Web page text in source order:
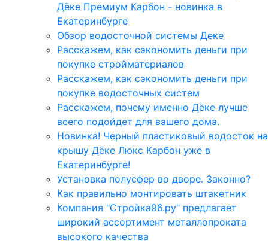
Дёке Премиум Карбон - новинка в
Екатеринбурге
Обзор водосточной системы Деке
Расскажем, как сэкономить деньги при
покупке стройматериалов
Расскажем, как сэкономить деньги при
покупке водосточных систем
Расскажем, почему именно Дёке лучше
всего подойдет для вашего дома.
Новинка! Черный пластиковый водосток на
крышу Дёке Люкс Карбон уже в
Екатеринбурге!
Установка полусфер во дворе. Законно?
Как правильно монтировать штакетник
Компания "Стройка96.ру" предлагает
широкий ассортимент металлопроката
высокого качества